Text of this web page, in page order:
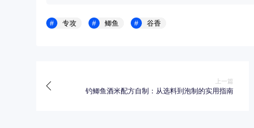
专攻 鲫鱼 谷香
上一篇
钓鲫鱼酒米配方自制：从选料到泡制的实用指南